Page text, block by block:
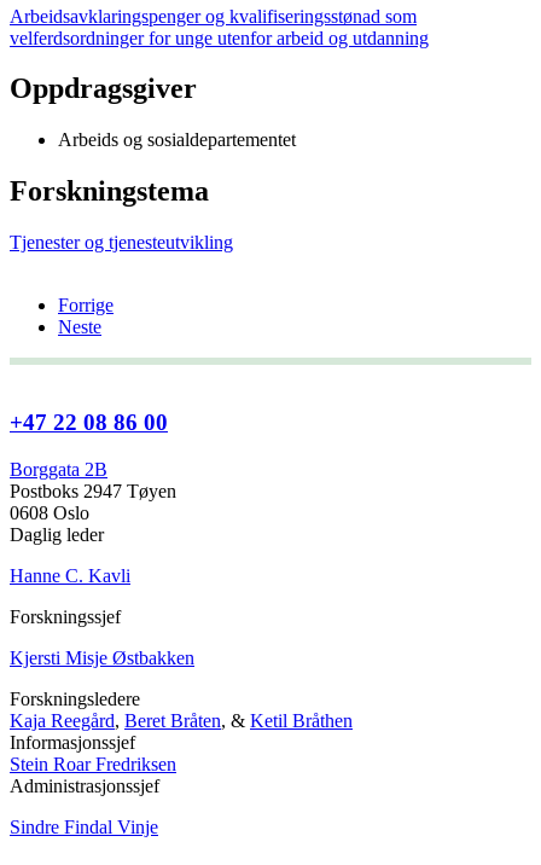
Arbeidsavklaringspenger og kvalifiseringsstønad som
velferdsordninger for unge utenfor arbeid og utdanning
Oppdragsgiver
Arbeids og sosialdepartementet
Forskningstema
Tjenester og tjenesteutvikling
Forrige
Neste
+47 22 08 86 00
Borggata 2B
Postboks 2947 Tøyen
0608 Oslo
Daglig leder
Hanne C. Kavli
Forskningssjef
Kjersti Misje Østbakken
Forskningsledere
Kaja Reegård, Beret Bråten, & Ketil Bråthen
Informasjonssjef
Stein Roar Fredriksen
Administrasjonssjef
Sindre Findal Vinje